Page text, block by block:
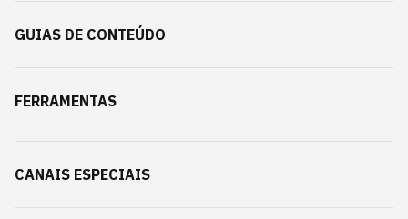
GUIAS DE CONTEÚDO
FERRAMENTAS
CANAIS ESPECIAIS